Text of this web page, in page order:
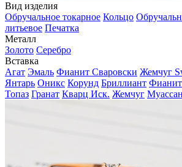
Вид изделия
Обручальное токарное Кольцо
литьевое Печатка
Металл
Золото Серебро
Вставка
Агат Эмаль Фианит Сваровски Жемчуг
Янтарь Оникс Корунд Бриллиант Фианит
Топаз Гранат Кварц Иск. Жемчуг